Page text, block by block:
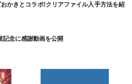
かきとコラボ!クリアファイル入手方法を紹
記念に感謝動画を公開